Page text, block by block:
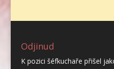
Odjinud
K pozici šéfkuchaře přišel